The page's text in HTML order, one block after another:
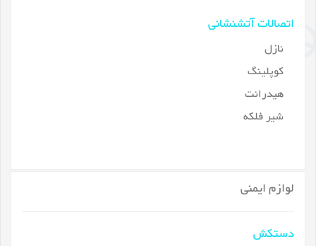
اتصالات آتشنشانی
نازل
کوپلینگ
هیدرانت
شیر فلکه
لوازم ایمنی
دستکش